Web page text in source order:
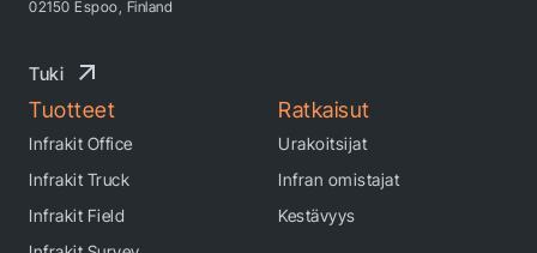
Tuotteet
Infrakit Office
Infrakit Truck
Infrakit Field
Ratkaisut
Urakoitsijat
Infran omistajat
Kestävyys
02150 Espoo, Finland
Tuki